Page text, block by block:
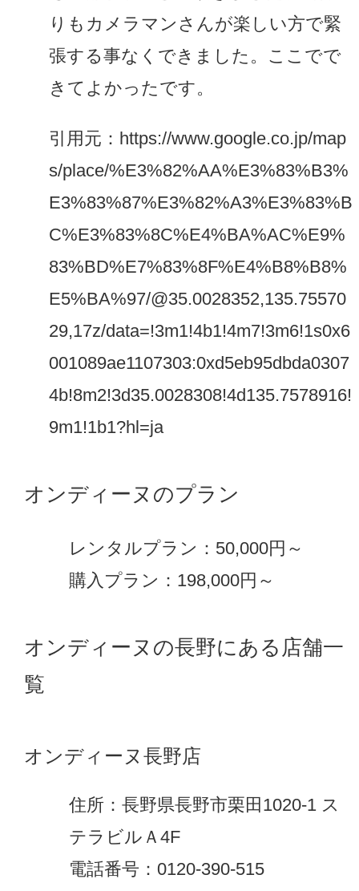
りもカメラマンさんが楽しい方で緊
張する事なくできました。ここでで
きてよかったです。
引用元：https://www.google.co.jp/map
s/place/%E3%82%AA%E3%83%B3%
E3%83%87%E3%82%A3%E3%83%B
C%E3%83%8C%E4%BA%AC%E9%
83%BD%E7%83%8F%E4%B8%B8%
E5%BA%97/@35.0028352,135.75570
29,17z/data=!3m1!4b1!4m7!3m6!1s0x6
001089ae1107303:0xd5eb95dbda0307
4b!8m2!3d35.0028308!4d135.7578916!
9m1!1b1?hl=ja
オンディーヌのプラン
レンタルプラン：50,000円～
購入プラン：198,000円～
オンディーヌの長野にある店舗一
覧
オンディーヌ長野店
住所：長野県長野市栗田1020-1 ス
テラビルＡ4F
電話番号：0120-390-515